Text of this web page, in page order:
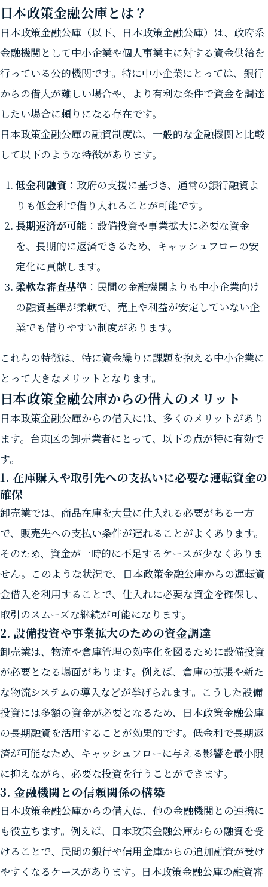
日本政策金融公庫とは？
日本政策金融公庫（以下、日本政策金融公庫）は、政府系
金融機関として中小企業や個人事業主に対する資金供給を
行っている公的機関です。特に中小企業にとっては、銀行
からの借入が難しい場合や、より有利な条件で資金を調達
したい場合に頼りになる存在です。
日本政策金融公庫の融資制度は、一般的な金融機関と比較
して以下のような特徴があります。
低金利融資：政府の支援に基づき、通常の銀行融資よ
りも低金利で借り入れることが可能です。
長期返済が可能 ：設備投資や事業拡大に必要な資金
を、長期的に返済できるため、キャッシュフローの安
定化に貢献します。
柔軟な審査基準 ：民間の金融機関よりも中小企業向け
の融資基準が柔軟で、売上や利益が安定していない企
業でも借りやすい制度があります。
これらの特徴は、特に資金繰りに課題を抱える中小企業に
とって大きなメリットとなります。
日本政策金融公庫からの借入のメリット
日本政策金融公庫からの借入には、多くのメリットがあり
ます。台東区の卸売業者にとって、以下の点が特に有効で
す。
1. 在庫購入や取引先への支払いに必要な運転資金の
確保
卸売業では、商品在庫を大量に仕入れる必要がある一方
で、販売先への支払い条件が遅れることがよくあります。
そのため、資金が一時的に不足するケースが少なくありま
せん。このような状況で、日本政策金融公庫からの運転資
金借入を利用することで、仕入れに必要な資金を確保し、
取引のスムーズな継続が可能になります。
2. 設備投資や事業拡大のための資金調達
卸売業は、物流や倉庫管理の効率化を図るために設備投資
が必要となる場面があります。例えば、倉庫の拡張や新た
な物流システムの導入などが挙げられます。こうした設備
投資には多額の資金が必要となるため、日本政策金融公庫
の長期融資を活用することが効果的です。低金利で長期返
済が可能なため、キャッシュフローに与える影響を最小限
に抑えながら、必要な投資を行うことができます。
3. 金融機関との信頼関係の構築
日本政策金融公庫からの借入は、他の金融機関との連携に
も役立ちます。例えば、日本政策金融公庫からの融資を受
けることで、民間の銀行や信用金庫からの追加融資が受け
やすくなるケースがあります。日本政策金融公庫の融資審